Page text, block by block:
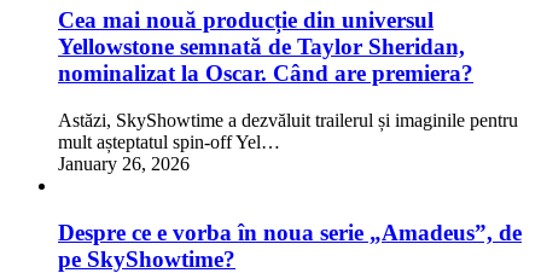
Cea mai nouă producție din universul
Yellowstone semnată de Taylor Sheridan,
nominalizat la Oscar. Când are premiera?
Astăzi, SkyShowtime a dezvăluit trailerul și imaginile pentru
mult așteptatul spin-off Yel…
January 26, 2026
Despre ce e vorba în noua serie „Amadeus”, de
pe SkyShowtime?